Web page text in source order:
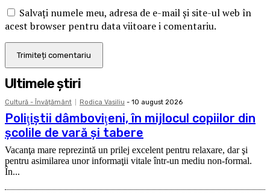
Salvați numele meu, adresa de e-mail și site-ul web în
acest browser pentru data viitoare i comentariu.
Ultimele ştiri
Cultură - Învățământ Rodica Vasiliu - 10 august 2026
Poliţiştii dâmboviţeni, în mijlocul copiilor din
şcolile de vară şi tabere
Vacanţa mare reprezintă un prilej excelent pentru relaxare, dar şi
pentru asimilarea unor informaţii vitale într-un mediu non-formal.
În...